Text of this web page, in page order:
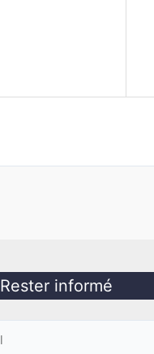
Rester informé